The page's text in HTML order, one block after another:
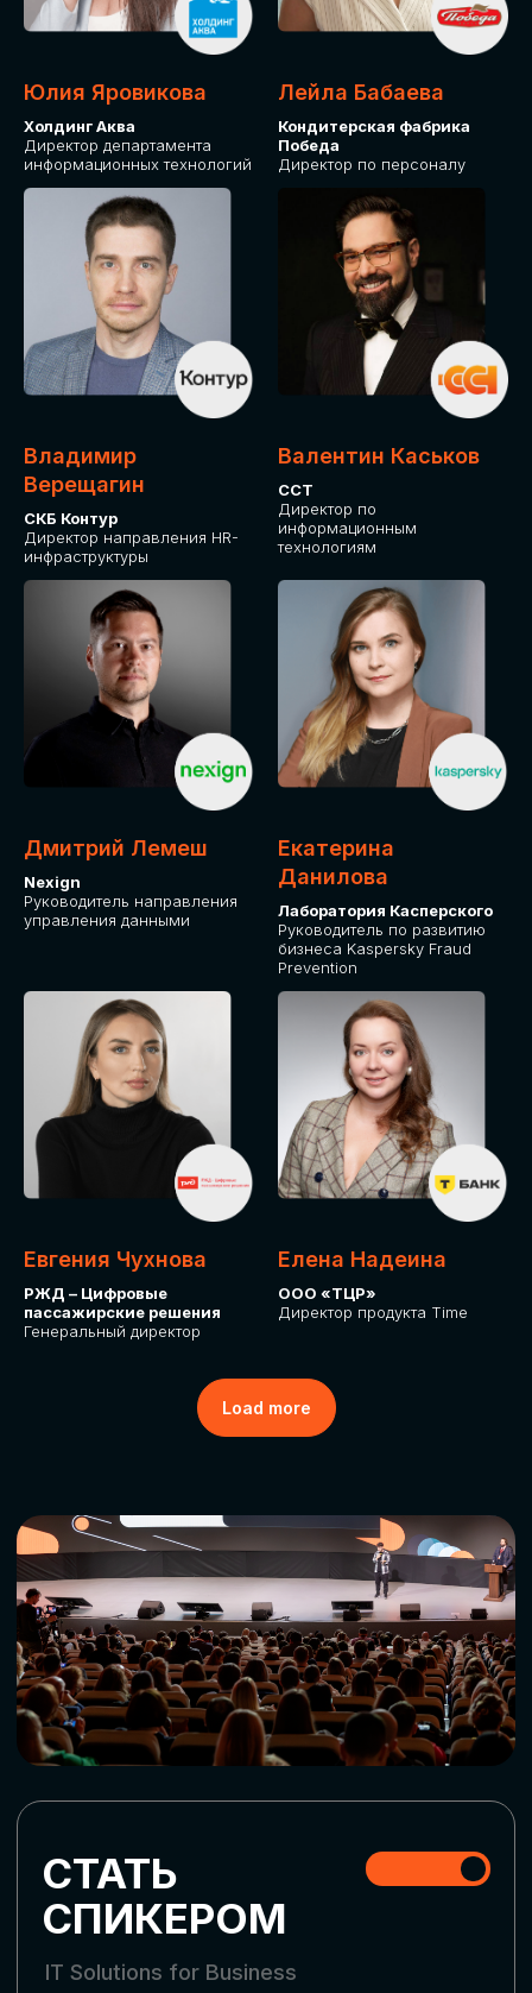
Юлия Яровикова
Холдинг Аква
Директор департамента
информационных технологий
Лейла Бабаева
Кондитерская фабрика
Победа
Директор по персоналу
Владимир
Верещагин
СКБ Контур
Директор направления HR-
инфраструктуры
Валентин Каськов
ССТ
Директор по
информационным
технологиям
Дмитрий Лемеш
Nexign
Руководитель направления
управления данными
Екатерина
Данилова
Лаборатория Касперского
Руководитель по развитию
бизнеса Kaspersky Fraud
Prevention
Евгения Чухнова
РЖД – Цифровые
пассажирские решения
Генеральный директор
Елена Надеина
ООО «ТЦР»
Директор продукта Time
Load more
ДЛЯ ОПЛАТЫ БИЛЕТОВ
Оплата через сервис Timepad
ПРИОБРЕСТИ БИЛЕТ